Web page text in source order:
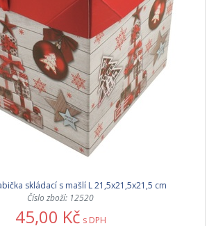
skládací s mašlí L 21,5x21,5x21,5 cm
Číslo zboží: 12520
45,00 Kč s DPH